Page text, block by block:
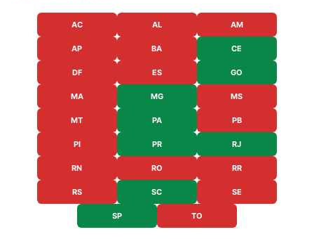
AC AL AM
AP BA CE
DF ES GO
MA MG MS
MT PA PB
PI PR RJ
RN RO RR
RS SC SE
SP TO